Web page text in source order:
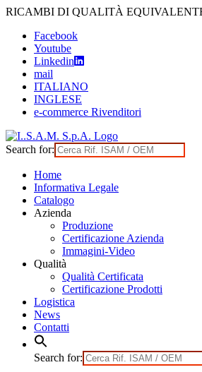
Skip
content
RICAMBI DI QUALITÀ
Facebook
Youtube
Linkedin
mail
ITALIANO
INGLESE
e-commerce Rivenditori
Search for:
Home
Informativa Legale
Catalogo
Azienda
Produzione
Certificazione Azienda
Immagini-Video
Qualità
Qualità Certificata
Certificazione Prodotti
Logistica
News
Contatti
Search for: